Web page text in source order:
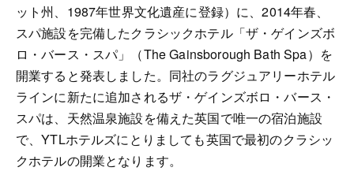
ット州、1987年世界文化遺産に登録）に、2014年春、
スパ施設を完備したクラシックホテル「ザ・ゲインズボ
ロ・バース・スパ」（The Gainsborough Bath Spa）を
開業すると発表しました。同社のラグジュアリーホテル
ラインに新たに追加されるザ・ゲインズボロ・バース・
スパは、天然温泉施設を備えた英国で唯一の宿泊施設
で、YTLホテルズにとりましても英国で最初のクラシッ
クホテルの開業となります。